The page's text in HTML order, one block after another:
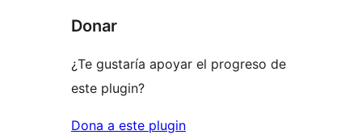
Donar
¿Te gustaría apoyar el progreso de
este plugin?
Dona a este plugin